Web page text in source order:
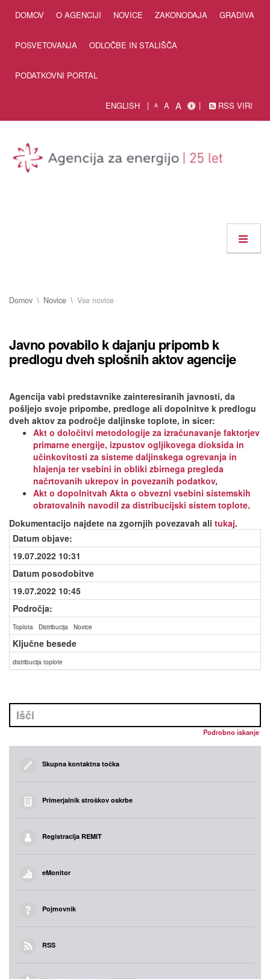
DOMOV O AGENCIJI NOVICE ZAKONODAJA GRADIVA
POSVETOVANJA ODLOČBE IN STALIŠČA
PODATKOVNI PORTAL
ENGLISH A A A RSS VIRI
Domov Novice Vse novice
Javno povabilo k dajanju pripomb k
predlogu dveh splošnih aktov agencije
Agencija vabi predstavnike zainteresiranih javnosti, da
pošljejo svoje pripombe, predloge ali dopolnitve k predlogu
dveh aktov za področje daljinske toplote, in sicer:
Akt o določitvi metodologije za izračunavanje faktorjev
primarne energije, izpustov ogljikovega dioksida in
učinkovitosti za sisteme daljinskega ogrevanja in
hlajenja ter vsebini in obliki zbirnega pregleda
načrtovanih ukrepov in povezanih podatkov,
Akt o dopolnitvah Akta o obvezni vsebini sistemskih
obratovalnih navodil za distribucijski sistem toplote.
Dokumentacijo najdete na zgornjih povezavah ali tukaj.
Datum objave:
19.07.2022 10:31
Datum posodobitve
19.07.2022 10:45
Področja:
Toplota Distribucija Novice
Ključne besede
distribucija toplote
Podrobno iskanje
Skupna kontaktna točka
Primerjalnik stroškov oskrbe
Registracija REMIT
eMonitor
Pojmovnik
RSS